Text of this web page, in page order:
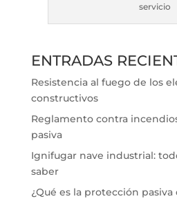
servicio
ENTRADAS
Resistencia al fuego de los
constructivos
Reglamento contra
pasiva
Ignifugar nave industrial:
saber
¿Qué es la protección